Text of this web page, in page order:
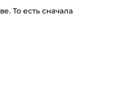
То есть сначала